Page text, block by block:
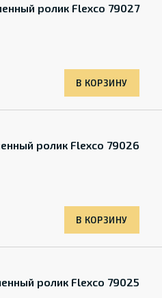
ролик Flexco 79027
В КОРЗИНУ
ролик Flexco 79026
В КОРЗИНУ
ролик Flexco 79025